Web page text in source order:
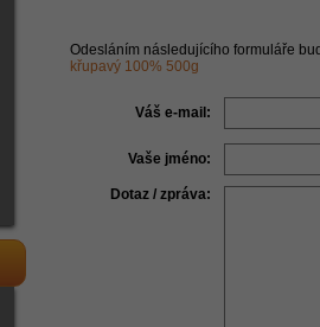
Odesláním následujícího formuláře
křupavý 100% 500g
Váš e-mail:
Vaše jméno:
Dotaz / zpráva: